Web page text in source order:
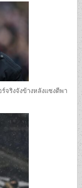
จริงจังข้างหลังแซงตีพา